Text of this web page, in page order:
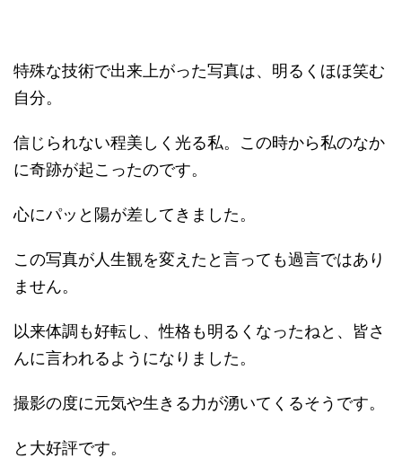
特殊な技術で出来上がった写真は、明るくほほ笑む
自分。
信じられない程美しく光る私。この時から私のなか
に奇跡が起こったのです。
心にパッと陽が差してきました。
この写真が人生観を変えたと言っても過言ではあり
ません。
以来体調も好転し、性格も明るくなったねと、皆さ
んに言われるようになりました。
撮影の度に元気や生きる力が湧いてくるそうです。
と大好評です。